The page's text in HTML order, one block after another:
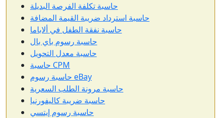
حاسبة تكلفة الفرصة البديلة
حاسبة استرداد ضريبة القيمة المضافة
حاسبة نفقة الطفل في ألاباما
حاسبة رسوم باي بال
حاسبة معدل التحويل
حاسبة CPM
حاسبة رسوم eBay
حاسبة مرونة الطلب السعرية
حاسبة ضريبة كاليفورنيا
حاسبة رسوم إيتسي